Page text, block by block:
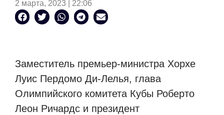
2 марта, 2023 | 22:06
Заместитель премьер-министра Хорхе
Луис Пердомо Ди-Лелья, глава
Олимпийского комитета Кубы Роберто
Леон Ричардс и президент